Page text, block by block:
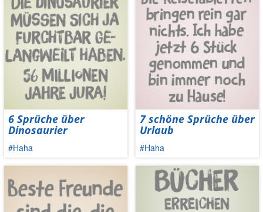
6 Sprüche über
Dinosaurier
#Haha
7 schöne Sprüche über
Urlaub
#Haha